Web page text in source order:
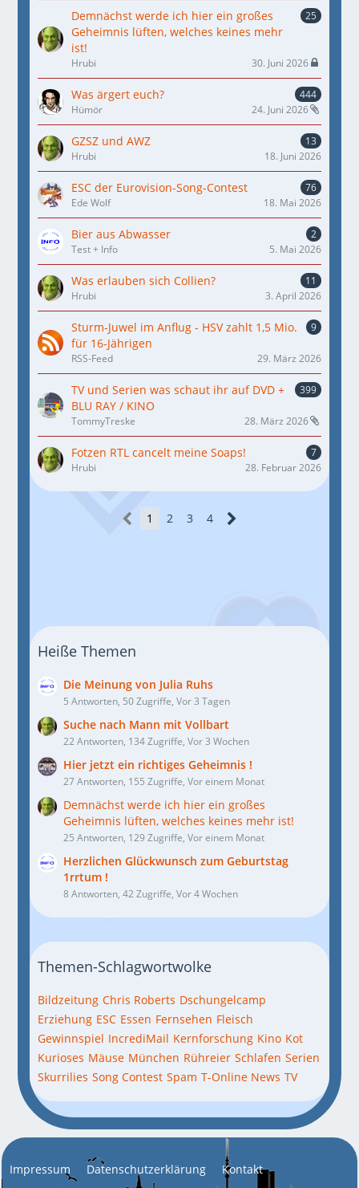
Demnächst werde ich hier ein großes
Geheimnis lüften, welches keines mehr
ist!
25
Hrubi 30. Juni 2026
Was ärgert euch?
444
Hümör
24. Juni 2026
GZSZ und AWZ
13
Hrubi
18. Juni 2026
ESC der Eurovision-Song-Contest
76
Ede Wolf
18. Mai 2026
Bier aus Abwasser
2
Test + Info
5. Mai 2026
Was erlauben sich Collien?
11
Hrubi
3. April 2026
Sturm-Juwel im Anflug - HSV zahlt 1,5 Mio.
für 16-Jährigen
9
RSS-Feed 29. März 2026
TV und Serien was schaut ihr auf DVD +
BLU RAY / KINO
399
TommyTreske 28. März 2026
Fotzen RTL cancelt meine Soaps!
7
Hrubi
28. Februar 2026
1 2 3 4
Heiße Themen
Die Meinung von Julia Ruhs
5 Antworten, 50 Zugriffe, Vor 3 Tagen
Suche nach Mann mit Vollbart
22 Antworten, 134 Zugriffe, Vor 3 Wochen
Hier jetzt ein richtiges Geheimnis !
27 Antworten, 155 Zugriffe, Vor einem Monat
Demnächst werde ich hier ein großes
Geheimnis lüften, welches keines mehr ist!
25 Antworten, 129 Zugriffe, Vor einem Monat
Herzlichen Glückwunsch zum Geburtstag
1rrtum !
8 Antworten, 42 Zugriffe, Vor 4 Wochen
Themen-Schlagwortwolke
Bildzeitung Chris Roberts Dschungelcamp
Erziehung ESC Essen Fernsehen Fleisch
Gewinnspiel IncrediMail Kernforschung Kino Kot
Kurioses Mäuse München Rühreier Schlafen Serien
Skurrilies Song Contest Spam T-Online News TV
Impressum Datenschutzerklärung Kontakt